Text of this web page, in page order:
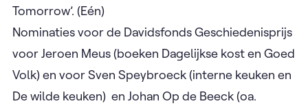
Tomorrow’. (Eén)
Nominaties voor de Davidsfonds Geschiedenisprijs
voor Jeroen Meus (boeken Dagelijkse kost en Goed
Volk) en voor Sven Speybroeck (interne keuken en
De wilde keuken) en Johan Op de Beeck (oa.